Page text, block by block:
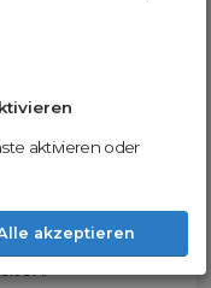
profitiere
bieten dir
aktivieren oder
akzeptieren